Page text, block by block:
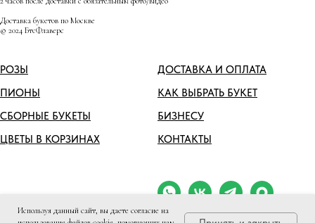
Доставка букетов по Москве
© 2024 БтсФлаверс
РОЗЫ
ПИОНЫ
СБОРНЫЕ БУКЕТЫ
ЦВЕТЫ В КОРЗИНАХ
ДОСТАВКА И ОПЛАТА
КАК ВЫБРАТЬ БУКЕТ
БИЗНЕСУ
КОНТАКТЫ
Используя данный сайт, вы даете согласие на